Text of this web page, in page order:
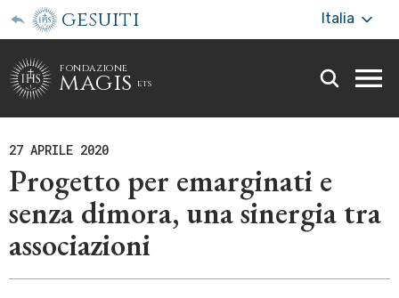
gesuiti Italia
fondazione
magis ets
27 APRILE 2020
Progetto per emarginati e
senza dimora, una sinergia tra
associazioni